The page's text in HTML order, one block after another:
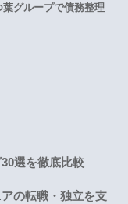
葉グループで債務整理
選を徹底比較
の転職・独立を支